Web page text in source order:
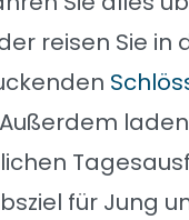
reisen Sie in
für Jung